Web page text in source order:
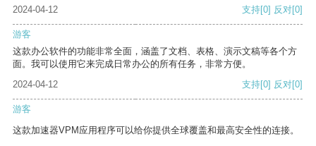
2024-04-12 支持[0] 反对[0]
游客
这款办公软件的功能非常全面，涵盖了文档、表格、演示文稿等各个方
面。我可以使用它来完成日常办公的所有任务，非常方便。
2024-04-12
支持[0] 反对[0]
游客
这款加速器VPM应用程序可以给你提供全球覆盖和最高安全性的连接。